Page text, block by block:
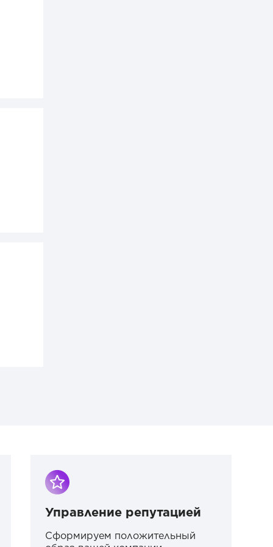
Управление репутацией
Сформируем положительный